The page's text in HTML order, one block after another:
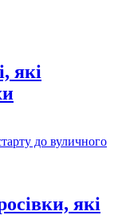
які
до вуличного
які